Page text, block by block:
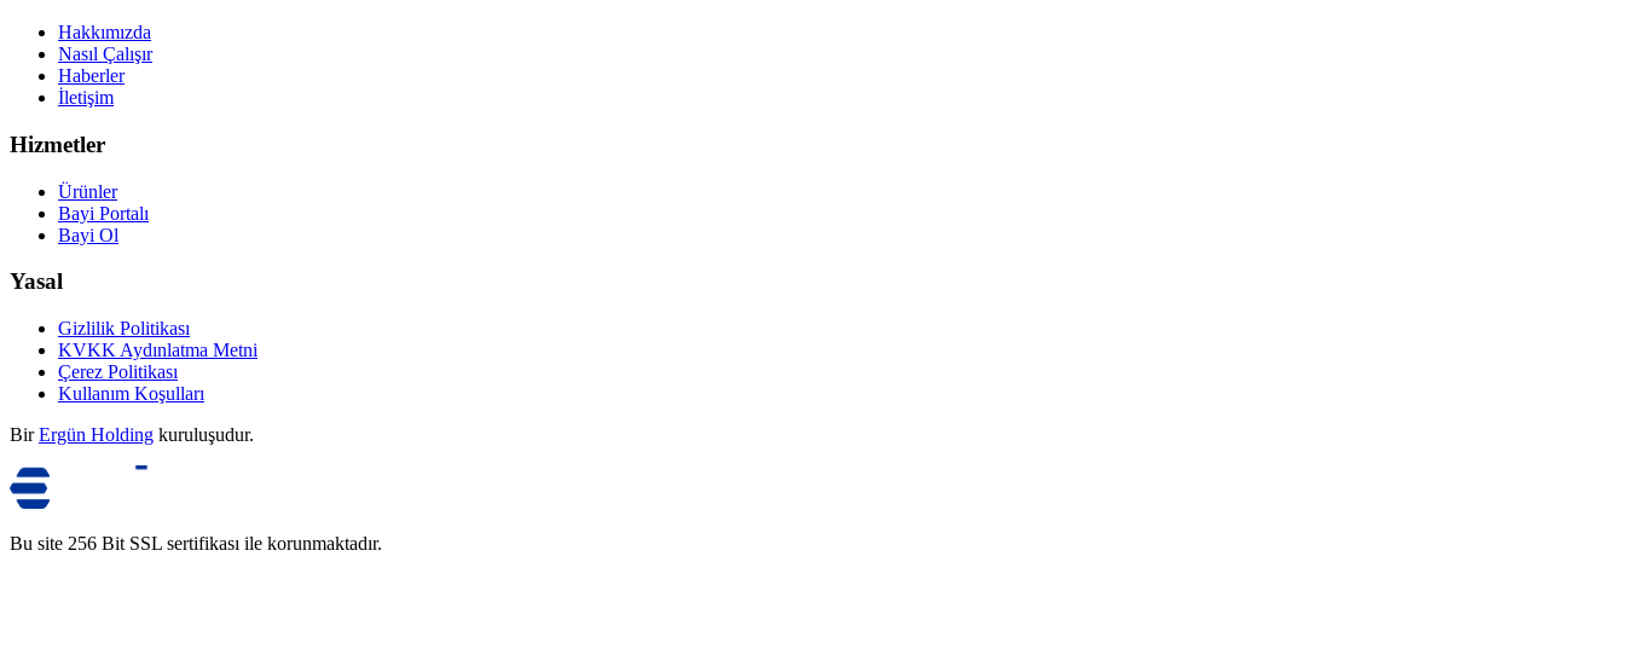
Hakkımızda
Nasıl Çalışır
Haberler
İletişim
Hizmetler
Ürünler
Bayi Portalı
Bayi Ol
Yasal
Gizlilik Politikası
KVKK Aydınlatma Metni
Çerez Politikası
Kullanım Koşulları
Bir Ergün Holding kuruluşudur.
Bu site 256 Bit SSL sertifikası ile korunmaktadır.